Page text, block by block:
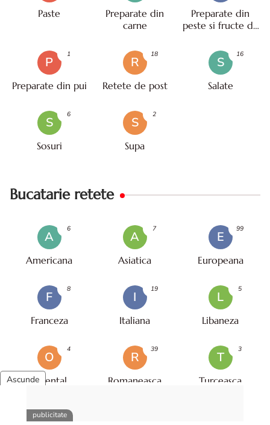
Paste
Preparate din
carne
Preparate din
peste si fructe de
P
Preparate din pui
1
R
Retete de post
18
S
Salate
16
S
Sosuri
6
S
Supa
2
Bucatarie retete
A
Americana
6
A
Asiatica
7
E
Europeana
99
F
Franceza
8
I
Italiana
19
L
Libaneza
5
O
Oriental
4
R
Romaneasca
39
T
Turceasca
3